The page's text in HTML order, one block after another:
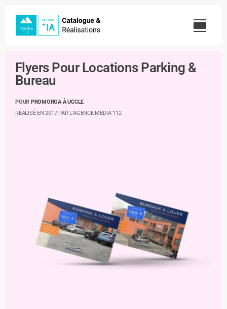
content
Flyers Pour Locations Parking &
Bureau
POUR PROMORGA À UCCLE
RÉALISÉ EN 2017 PAR L'AGENCE MEDIA 112